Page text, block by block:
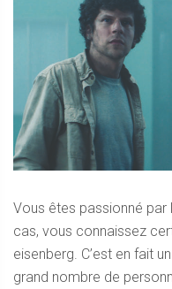
Vous êtes passionné
cas, vous connaissez
eisenberg. C’est en fait
grand nombre de